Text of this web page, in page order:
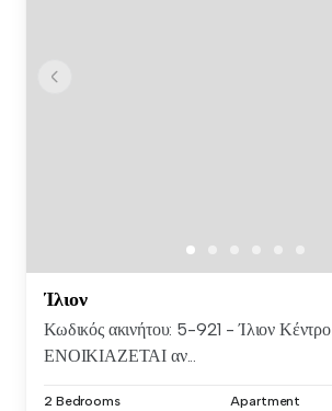
Ίλιον
Κωδικός ακινήτου: 5-921 - Ίλιον Κέντρο
ΕΝΟΙΚΙΑΖΕΤΑΙ αν...
2 Bedrooms Apartment